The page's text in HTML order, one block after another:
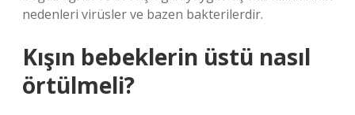
nedenleri virüsler ve bazen bakterilerdir.
Kışın bebeklerin üstü nasıl
örtülmeli?